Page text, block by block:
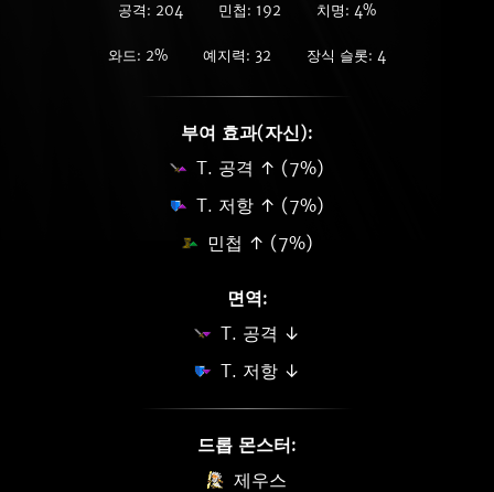
공격: 204 민첩: 192 치명: 4%
와드: 2% 예지력: 32 장식 슬롯: 4
부여 효과(자신):
T. 공격 ↑ (7%)
T. 저항 ↑ (7%)
민첩 ↑ (7%)
면역:
T. 공격 ↓
T. 저항 ↓
드롭 몬스터:
제우스